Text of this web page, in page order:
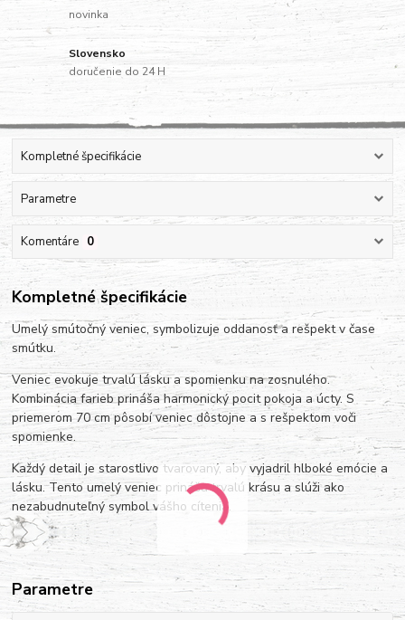
novinka
Slovensko
doručenie do 24 H
Kompletné špecifikácie
Parametre
Komentáre 0
Kompletné špecifikácie
Umelý smútočný veniec, symbolizuje oddanosť a rešpekt v čase
smútku.
Veniec evokuje trvalú lásku a spomienku na zosnulého.
Kombinácia farieb prináša harmonický pocit pokoja a úcty. S
priemerom 70 cm pôsobí veniec dôstojne a s rešpektom voči
spomienke.
Každý detail je starostlivo tvarovaný, aby vyjadril hlboké emócie a
lásku. Tento umelý veniec prináša trvalú krásu a slúži ako
nezabudnuteľný symbol vášho cítenia.
Parametre